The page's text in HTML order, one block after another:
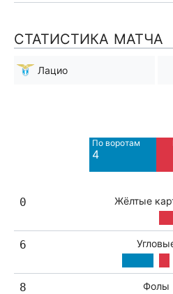
СТАТИСТИКА МАТЧА
Лацио
По воротам
4
0 Жёлтые
6
8 Фолы